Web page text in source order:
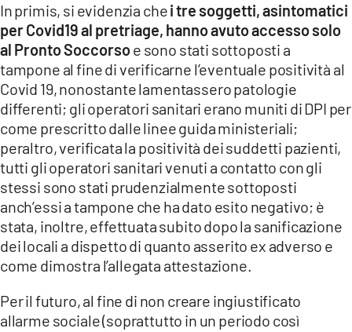
In primis, si evidenzia chei tre soggetti, asintomatici
per Covid19 al pretriage, hanno avuto accesso solo
al Pronto Soccorsoe sono stati sottoposti a
tampone al fine di verificarne l’eventuale positività al
Covid 19, nonostante lamentassero patologie
differenti; gli operatori sanitari erano muniti di DPI per
come prescritto dalle linee guida ministeriali;
peraltro, verificata la positività dei suddetti pazienti,
tutti gli operatori sanitari venuti a contatto con gli
stessi sono stati prudenzialmente sottoposti
anch’essi a tampone che ha dato esito negativo; è
stata, inoltre, effettuata subito dopo la sanificazione
dei locali a dispetto di quanto asserito ex adverso e
come dimostra l’allegata attestazione.
Per il futuro, al fine di non creare ingiustificato
allarme sociale (soprattutto in un periodo così